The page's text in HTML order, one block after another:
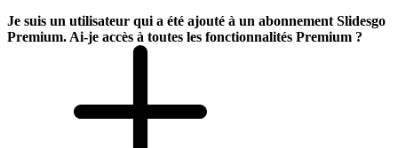
Je suis un utilisateur qui a été ajouté à un abonnement Slidesgo
Premium. Ai-je accès à toutes les fonctionnalités Premium ?